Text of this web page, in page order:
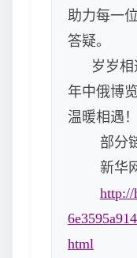
助力每一
答疑。
岁岁
年中俄博
温暖相遇！
部分
新华
http://
html